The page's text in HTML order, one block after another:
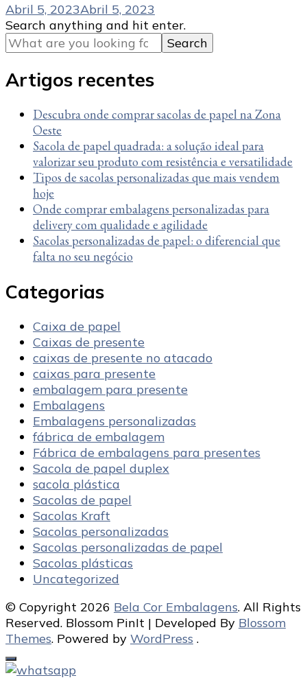
Abril 5, 2023Abril 5, 2023
Looking
for
Something?
Search anything and hit enter.
Artigos recentes
Descubra onde comprar sacolas de papel na Zona
Oeste
Sacola de papel quadrada: a solução ideal para
valorizar seu produto com resistência e versatilidade
Tipos de sacolas personalizadas que mais vendem
hoje
Onde comprar embalagens personalizadas para
delivery com qualidade e agilidade
Sacolas personalizadas de papel: o diferencial que
falta no seu negócio
Categorias
Caixa de papel
Caixas de presente
caixas de presente no atacado
caixas para presente
embalagem para presente
Embalagens
Embalagens personalizadas
fábrica de embalagem
Fábrica de embalagens para presentes
Sacola de papel duplex
sacola plástica
Sacolas de papel
Sacolas Kraft
Sacolas personalizadas
Sacolas personalizadas de papel
Sacolas plásticas
Uncategorized
© Copyright 2026 Bela Cor Embalagens. All Rights
Reserved. Blossom PinIt | Developed By Blossom
Themes. Powered by WordPress .